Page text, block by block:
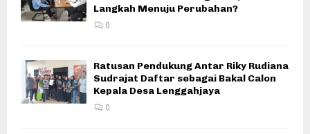
Langkah Menuju Perubahan?
0
Ratusan Pendukung Antar Riky Rudiana
Sudrajat Daftar sebagai Bakal Calon
Kepala Desa Lenggahjaya
0